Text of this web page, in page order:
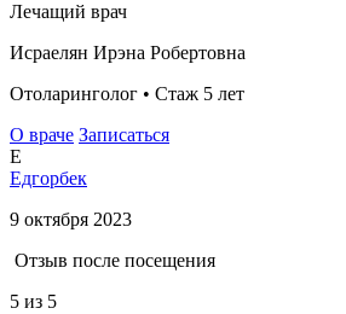
Лечащий врач
Исраелян Ирэна Робертовна
Отоларинголог • Стаж 5 лет
О враче Записаться
Е
Едгорбек
9 октября 2023
Отзыв после посещения
5 из 5